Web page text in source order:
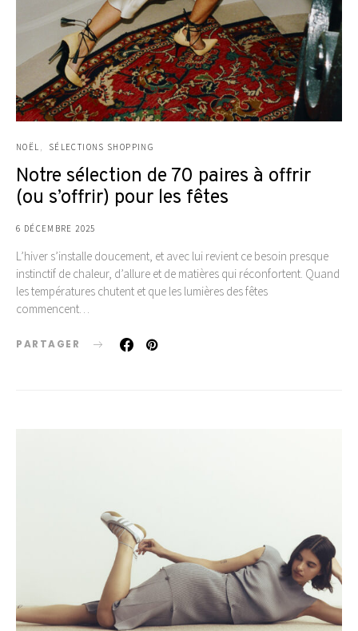
NOËL SÉLECTIONS SHOPPING
Notre sélection de 70 paires à offrir
(ou s’offrir) pour les fêtes
6 DÉCEMBRE 2025
L’hiver s’installe doucement, et avec lui revient ce besoin presque
instinctif de chaleur, d’allure et de matières qui réconfortent. Quand
les températures chutent et que les lumières des fêtes
commencent…
PARTAGER